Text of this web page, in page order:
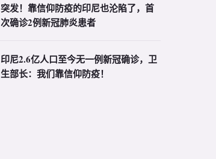
突发！靠信仰防疫的印尼也沦陷了，首
次确诊2例新冠肺炎患者
印尼2.6亿人口至今无一例新冠确诊，卫
生部长：我们靠信仰防疫！